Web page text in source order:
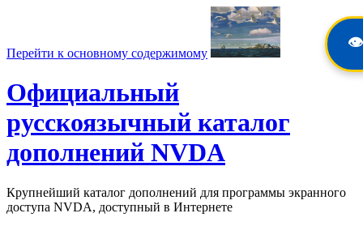
👁️
Перейти к основному содержимому
Официальный
русскоязычный каталог
дополнений NVDA
Крупнейший каталог дополнений для программы экранного
доступа NVDA, доступный в Интернете